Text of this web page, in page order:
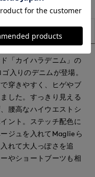
「カイハラデニム」の
入りのデニムが登場。
穿きやすく、ヒゲやブ
した。すっきり見える
腰高なハイウエストシ
ント。ステッチ配色に
ジュを入れてMaglieら
れて大人っぽさを追
やショートブーツも相